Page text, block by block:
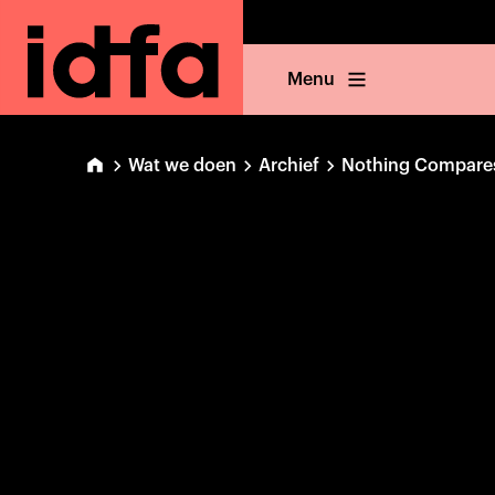
Menu
Wat we doen Archief Nothing